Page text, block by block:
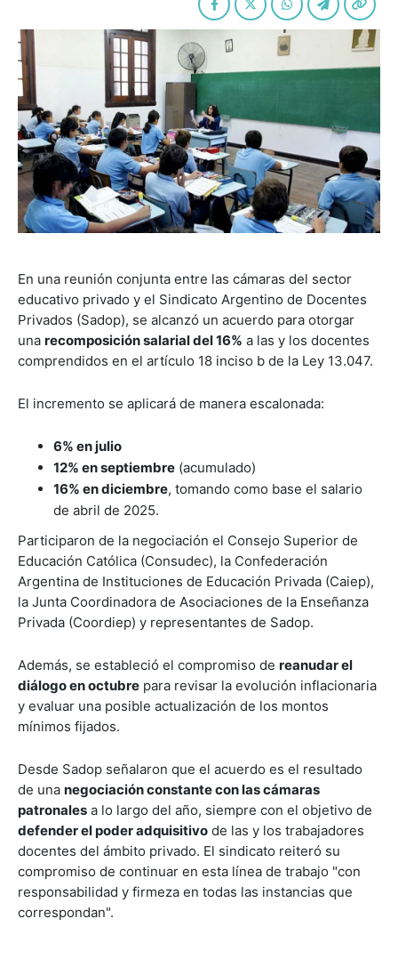
En una reunión conjunta entre las cámaras del sector
educativo privado y el Sindicato Argentino de Docentes
Privados (Sadop), se alcanzó un acuerdo para otorgar
una recomposición salarial del 16% a las y los docentes
comprendidos en el artículo 18 inciso b de la Ley 13.047.
El incremento se aplicará de manera escalonada:
6% en julio
12% en septiembre (acumulado)
16% en diciembre, tomando como base el salario
de abril de 2025.
Participaron de la negociación el Consejo Superior de
Educación Católica (Consudec), la Confederación
Argentina de Instituciones de Educación Privada (Caiep),
la Junta Coordinadora de Asociaciones de la Enseñanza
Privada (Coordiep) y representantes de Sadop.
Además, se estableció el compromiso de reanudar el
diálogo en octubre para revisar la evolución inflacionaria
y evaluar una posible actualización de los montos
mínimos fijados.
Desde Sadop señalaron que el acuerdo es el resultado
de una negociación constante con las cámaras
patronales a lo largo del año, siempre con el objetivo de
defender el poder adquisitivo de las y los trabajadores
docentes del ámbito privado. El sindicato reiteró su
compromiso de continuar en esta línea de trabajo "con
responsabilidad y firmeza en todas las instancias que
correspondan".